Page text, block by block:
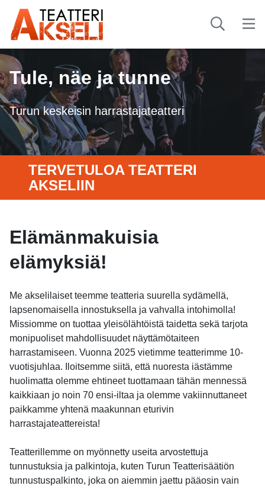
Tule, näe ja tunne
Turun keskeisin harrastajateatteri
TERVETULOA TEATTERI
AKSELIIN
Elämänmakuisia
elämyksiä!
Me akselilaiset teemme teatteria suurella sydämellä,
lapsenomaisella innostuksella ja vahvalla intohimolla!
Missiomme on tuottaa yleisölähtöistä taidetta sekä tarjota
monipuoliset mahdollisuudet näyttämötaiteen
harrastamiseen. Vuonna 2025 vietimme teatterimme 10-
vuotisjuhlaa. Iloitsemme siitä, että nuoresta iästämme
huolimatta olemme ehtineet tuottamaan tähän mennessä
kaikkiaan jo noin 70 ensi-iltaa ja olemme vakiinnuttaneet
paikkamme yhtenä maakunnan eturivin
harrastajateattereista!
Teatterillemme on myönnetty useita arvostettuja
tunnustuksia ja palkintoja, kuten Turun Teatterisäätiön
tunnustuspalkinto, joka on aiemmin jaettu pääosin vain